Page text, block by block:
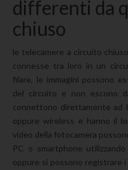
differenti da
chiuso
le telecamere a circuito
connesse tra loro in un
filare, le immagini possono
del circuito e non escono
connettono direttamente ad
oppure wireless e hanno il
video della fotocamera
PC o smartphone
oppure si possono registrare